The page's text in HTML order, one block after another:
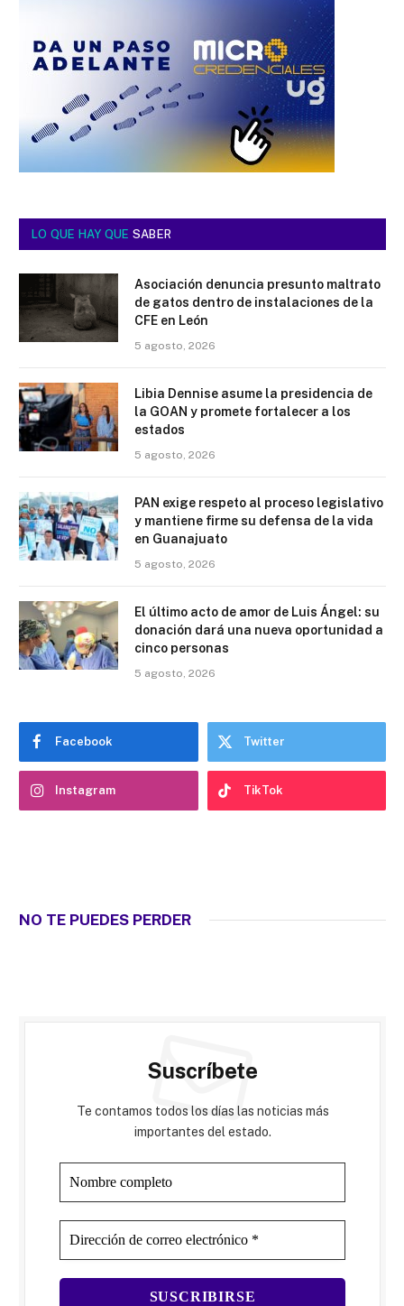
LO QUE HAY QUE SABER
Asociación denuncia presunto maltrato
de gatos dentro de instalaciones de la
CFE en León
5 agosto, 2026
Libia Dennise asume la presidencia de
la GOAN y promete fortalecer a los
estados
5 agosto, 2026
PAN exige respeto al proceso legislativo
y mantiene firme su defensa de la vida
en Guanajuato
5 agosto, 2026
El último acto de amor de Luis Ángel: su
donación dará una nueva oportunidad a
cinco personas
5 agosto, 2026
Facebook Twitter
Instagram TikTok
NO TE PUEDES PERDER
Suscríbete
Te contamos todos los días las noticias más
importantes del estado.